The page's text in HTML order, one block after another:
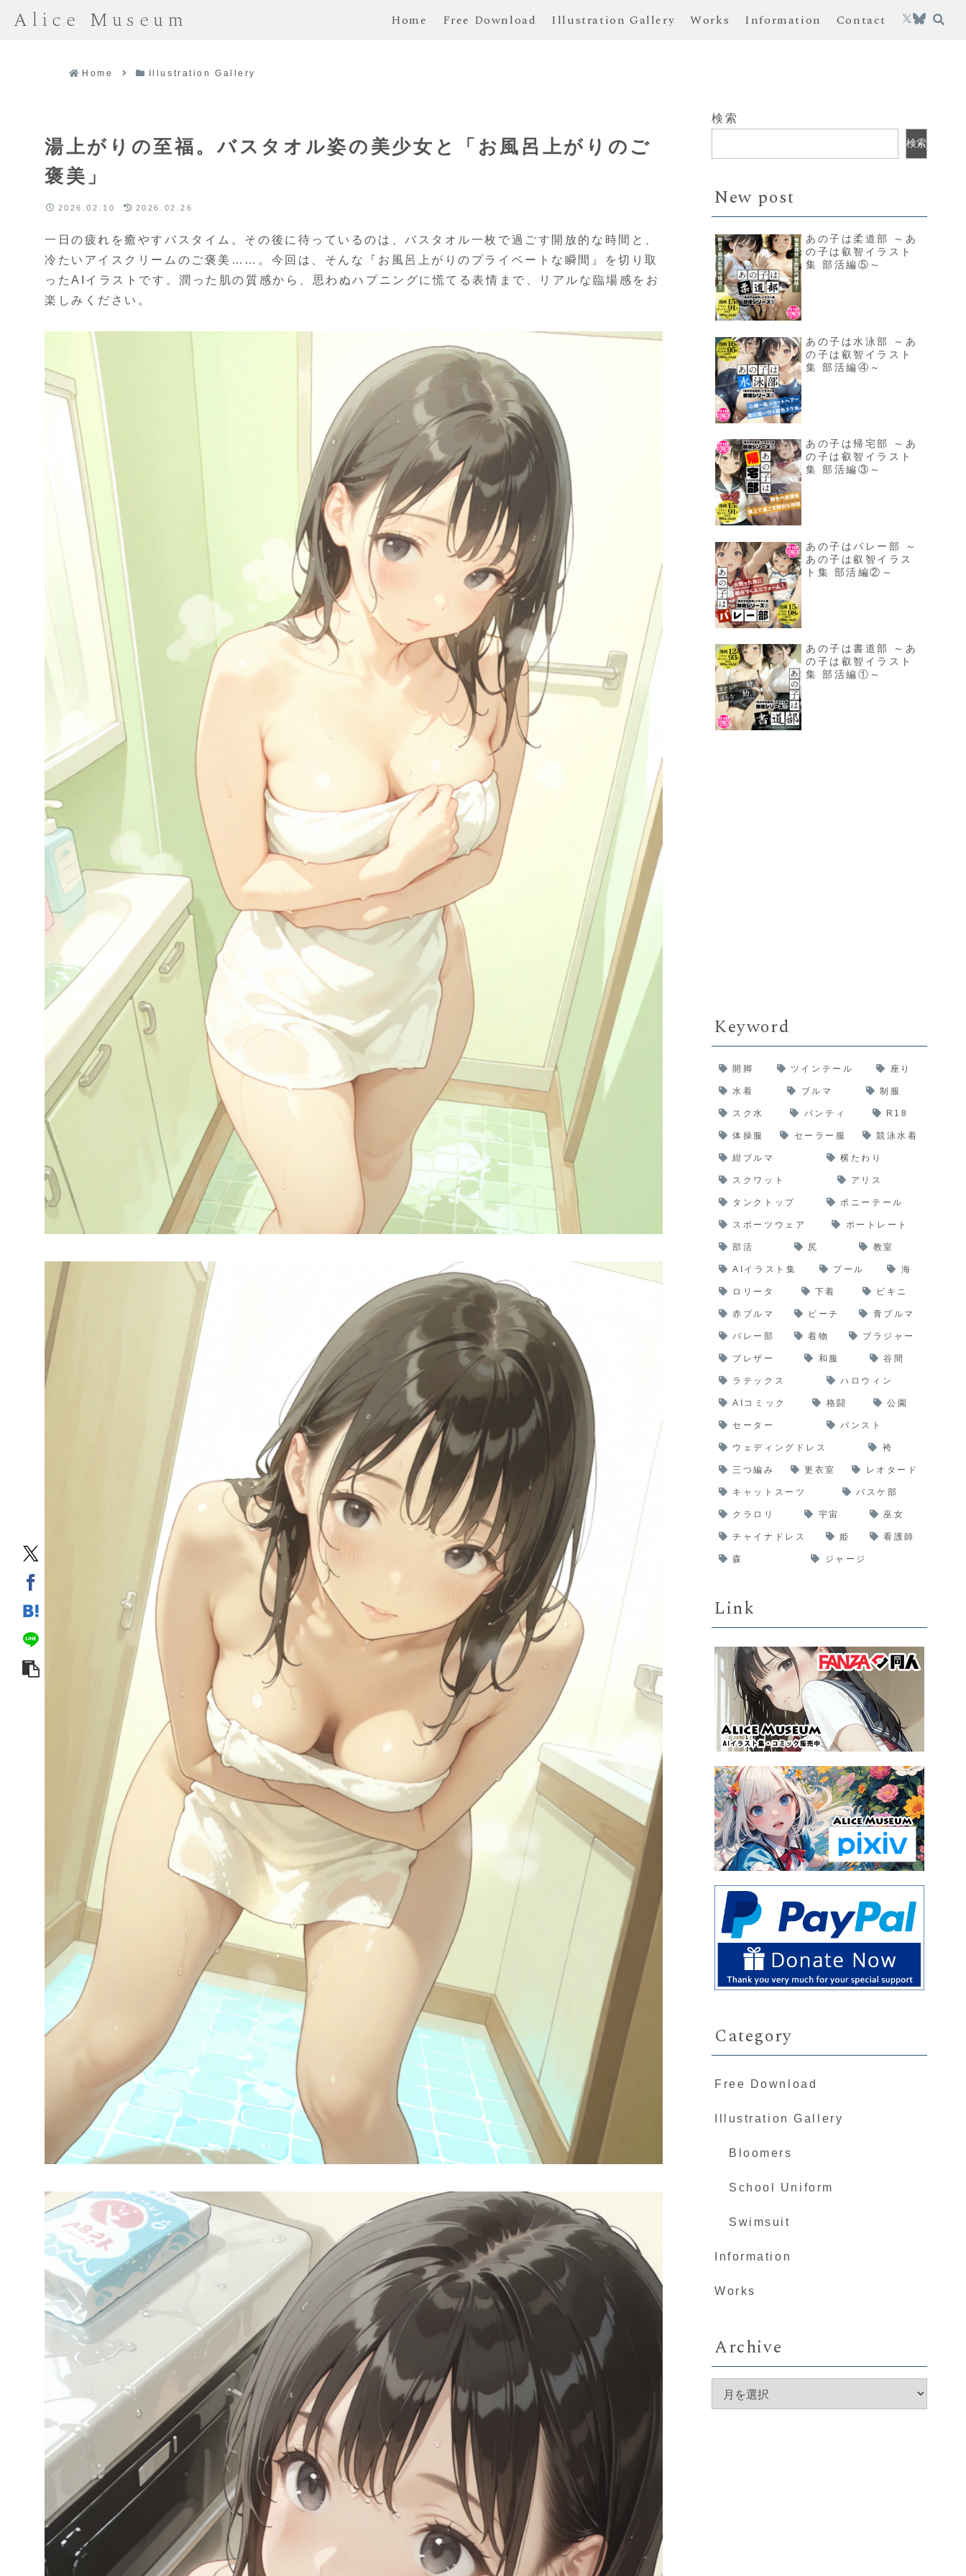
Alice Museum Home Free Download Illustration Gallery Works Information Contact
Home Illustration Gallery
湯上がりの至福。バスタオル姿の美少女と「お風呂上がりのご
褒美」
2026.02.10 2026.02.26
一日の疲れを癒やすバスタイム。その後に待っているのは、バスタオル一枚で過ごす開放的な時間と、
冷たいアイスクリームのご褒美……。今回は、そんな『お風呂上がりのプライベートな瞬間』を切り取
ったAIイラストです。潤った肌の質感から、思わぬハプニングに慌てる表情まで、リアルな臨場感をお
楽しみください。
検索
検索
New post
あの子は柔道部 ～あ
の子は叡智イラスト
集 部活編⑤～
あの子は水泳部 ～あ
の子は叡智イラスト
集 部活編④～
あの子は帰宅部 ～あ
の子は叡智イラスト
集 部活編③～
あの子はバレー部 ～
あの子は叡智イラス
ト集 部活編②～
あの子は書道部 ～あ
の子は叡智イラスト
集 部活編①～
Keyword
開脚 ツインテール 座り
水着 ブルマ 制服
スク水 パンティ R18
体操服 セーラー服 競泳水着
紺ブルマ 横たわり
スクワット アリス
タンクトップ ポニーテール
スポーツウェア ポートレート
部活 尻 教室
AIイラスト集 プール 海
ロリータ 下着 ビキニ
赤ブルマ ビーチ 青ブルマ
バレー部 着物 ブラジャー
ブレザー 和服 谷間
ラテックス ハロウィン
AIコミック 格闘 公園
セーター パンスト
ウェディングドレス 袴
三つ編み 更衣室 レオタード
キャットスーツ バスケ部
クラロリ 宇宙 巫女
チャイナドレス 姫 看護師
森 ジャージ
Link
Category
Free Download
Illustration Gallery
Bloomers
School Uniform
Swimsuit
Information
Works
Archive